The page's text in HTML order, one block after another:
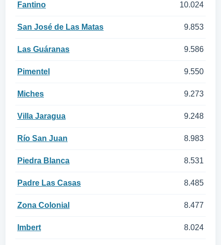
Fantino 10.024
San José de Las Matas 9.853
Las Guáranas 9.586
Pimentel 9.550
Miches 9.273
Villa Jaragua 9.248
Río San Juan 8.983
Piedra Blanca 8.531
Padre Las Casas 8.485
Zona Colonial 8.477
Imbert 8.024